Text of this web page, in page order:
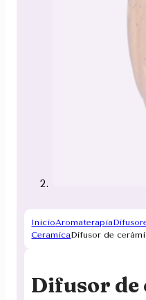
InicioAromaterapia
CeramicaDifusor de
Difusor de